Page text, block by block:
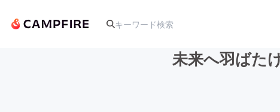
未来へ羽ばた